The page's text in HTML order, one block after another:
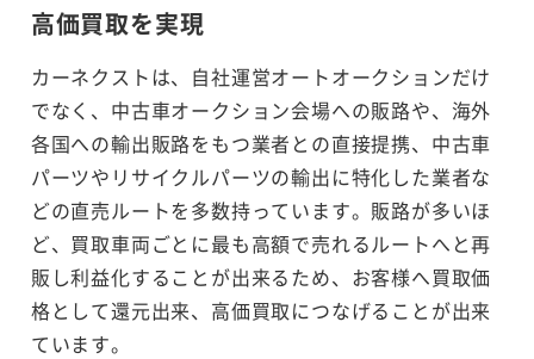
高価買取を実現
カーネクストは、自社運営オートオークションだけ
でなく、中古車オークション会場への販路や、海外
各国への輸出販路をもつ業者との直接提携、中古車
パーツやリサイクルパーツの輸出に特化した業者な
どの直売ルートを多数持っています。販路が多いほ
ど、買取車両ごとに最も高額で売れるルートへと再
販し利益化することが出来るため、お客様へ買取価
格として還元出来、高価買取につなげることが出来
ています。